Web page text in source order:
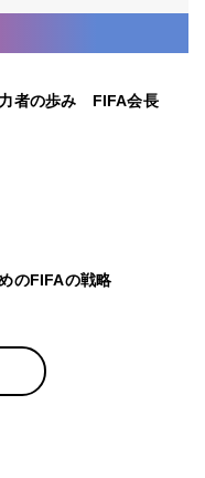
者の歩み FIFA会長
のFIFAの戦略